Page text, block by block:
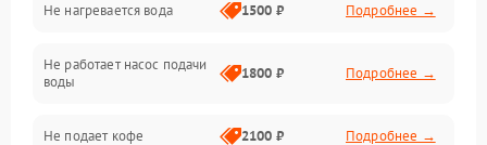
Включение и работа
Проблемы с водой
Проблемы с капучинатором и паром
Не нагревается вода 1500 ₽ Подробнее →
Не работает насос подачи
воды
1800 ₽ Подробнее →
Не подает кофе 2100 ₽ Подробнее →